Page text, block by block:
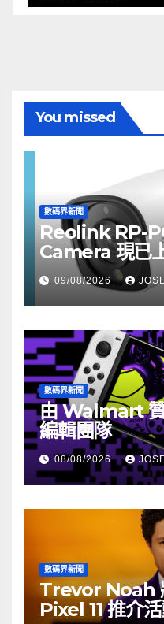
You missed
數碼界新聞
Reolink RP-
Camera 現已
HK$722
09/08/2026
數碼界新聞
由 Walmart
編輯團隊
08/08/2026
數碼界新聞
Trevor Noah
Pixel 11 推介